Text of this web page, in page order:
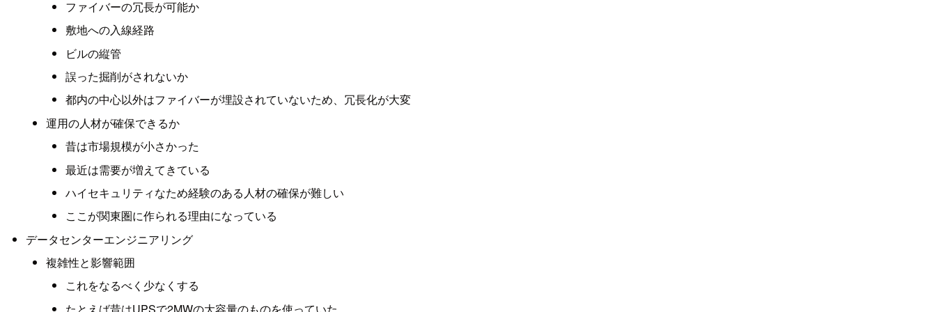
ファイバーの冗長が可能か
敷地への入線経路
ビルの縦管
誤った掘削がされないか
都内の中心以外はファイバーが埋設されていないため、冗長化が大変
運用の人材が確保できるか
昔は市場規模が小さかった
最近は需要が増えてきている
ハイセキュリティなため経験のある人材の確保が難しい
ここが関東圏に作られる理由になっている
データセンターエンジニアリング
複雑性と影響範囲
これをなるべく少なくする
たとえば昔はUPSで2MWの大容量のものを使っていた